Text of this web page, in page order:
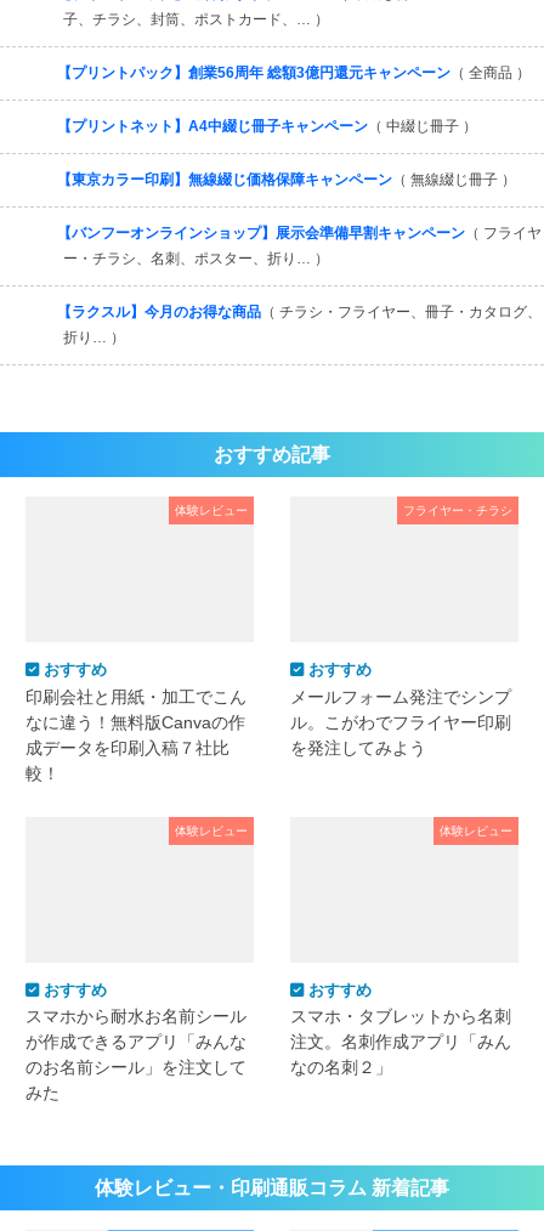
子、チラシ、封筒、ポストカード、… ）
【プリントパック】創業56周年 総額3億円還元キャンペーン （ 全商品 ）
【プリントネット】A4中綴じ冊子キャンペーン （ 中綴じ冊子 ）
【東京カラー印刷】無線綴じ価格保障キャンペーン （ 無線綴じ冊子 ）
【バンフーオンラインショップ】展示会準備早割キャンペーン （ フライヤ
ー・チラシ、名刺、ポスター、折り… ）
【ラクスル】今月のお得な商品 （ チラシ・フライヤー、冊子・カタログ、
折り… ）
おすすめ記事
体験レビュー
おすすめ
印刷会社と用紙・加工でこん
なに違う！無料版Canvaの作
成データを印刷入稿７社比
較！
フライヤー・チラシ
おすすめ
メールフォーム発注でシンプ
ル。こがわでフライヤー印刷
を発注してみよう
体験レビュー
おすすめ
スマホから耐水お名前シール
が作成できるアプリ「みんな
のお名前シール」を注文して
みた
体験レビュー
おすすめ
スマホ・タブレットから名刺
注文。名刺作成アプリ「みん
なの名刺２」
体験レビュー・印刷通販コラム 新着記事